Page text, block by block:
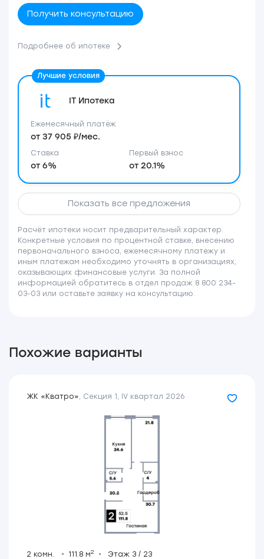
Получить консультацию
Подробнее об ипотеке
IT Ипотека
Ставка
от 6%
Первый взнос
от 20.1%
Ежемесячный платёж
от 37 905 ₽/мес.
Показать все предложения
Расчёт ипотеки носит предварительный характер.
Конкретные условия по процентной ставке, внесению
первоначального взноса, ежемесячному платежу и
иным платежам необходимо уточнять в организациях,
оказывающих финансовые услуги. За полной
информацией обратитесь в отдел продаж 8 800 234-
03-03 или оставьте заявку на консультацию.
Похожие варианты
ЖК «Кватро», Секция 1 , IV квартал 2026
2 комн. 111.8 м2 Этаж 3 / 23